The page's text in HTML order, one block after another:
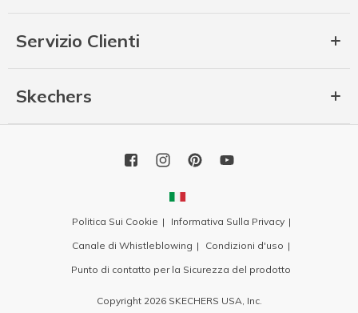
Servizio Clienti
Skechers
Politica Sui Cookie
Informativa Sulla Privacy
Canale di Whistleblowing
Condizioni d'uso
Punto di contatto per la Sicurezza del prodotto
Copyright 2026 SKECHERS USA, Inc.